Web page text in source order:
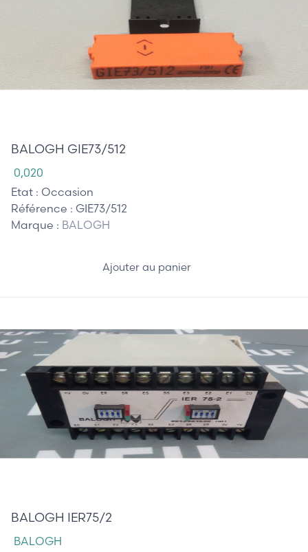
BALOGH GIE73/512
0,020
Etat : Occasion
Référence : GIE73/512
Marque : BALOGH
Ajouter au panier
BALOGH IER75/2
BALOGH